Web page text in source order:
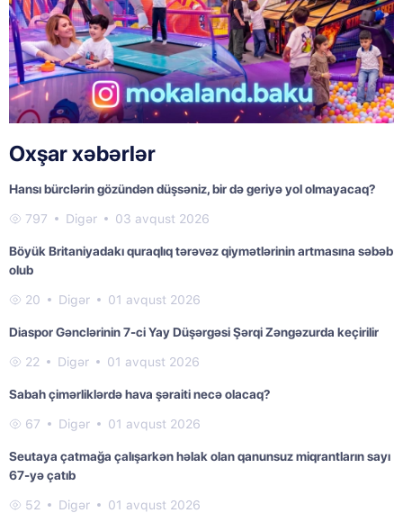
Oxşar xəbərlər
Hansı bürclərin gözündən düşsəniz, bir də geriyə yol olmayacaq?
797 Digər 03 avqust 2026
Böyük Britaniyadakı quraqlıq tərəvəz qiymətlərinin artmasına səbəb
olub
20 Digər 01 avqust 2026
Diaspor Gənclərinin 7-ci Yay Düşərgəsi Şərqi Zəngəzurda keçirilir
22 Digər 01 avqust 2026
Sabah çimərliklərdə hava şəraiti necə olacaq?
67 Digər 01 avqust 2026
Seutaya çatmağa çalışarkən həlak olan qanunsuz miqrantların sayı
67-yə çatıb
52 Digər 01 avqust 2026